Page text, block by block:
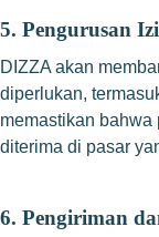
5. Pengurusan
DIZZA akan
diperlukan,
memastikan bahwa
diterima di pasar
6. Pengiriman